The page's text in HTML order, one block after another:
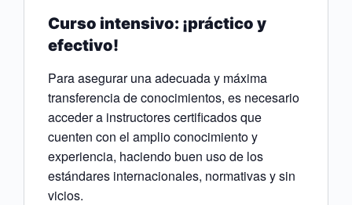
Curso intensivo: ¡práctico y
efectivo!
Para asegurar una adecuada y máxima
transferencia de conocimientos, es necesario
acceder a instructores certificados que
cuenten con el amplio conocimiento y
experiencia, haciendo buen uso de los
estándares internacionales, normativas y sin
vicios.